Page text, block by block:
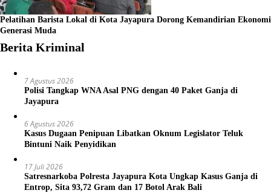
Pelatihan Barista Lokal di Kota Jayapura Dorong Kemandirian Ekonomi
Generasi Muda
Berita Kriminal
7 Agustus 2026
Polisi Tangkap WNA Asal PNG dengan 40 Paket Ganja di
Jayapura
6 Agustus 2026
Kasus Dugaan Penipuan Libatkan Oknum Legislator Teluk
Bintuni Naik Penyidikan
17 Juli 2026
Satresnarkoba Polresta Jayapura Kota Ungkap Kasus Ganja di
Entrop, Sita 93,72 Gram dan 17 Botol Arak Bali